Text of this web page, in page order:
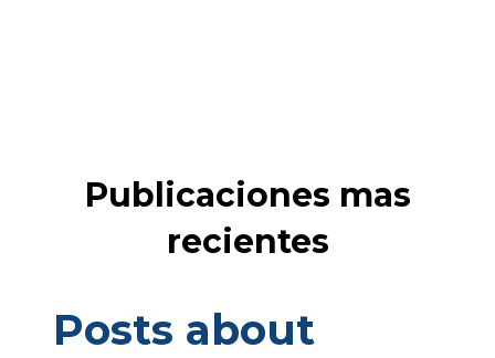
Publicaciones mas
recientes
Posts about